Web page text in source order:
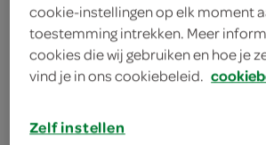
omschrijving
Chocoo bonbon's assorti:
absolute verwennerij. Deze heerlijke
cookie-instellingen op elk moment
toestemming intrekken. Meer
cookies die wij gebruiken en hoe je
vind je in ons cookiebeleid.
Zelf instellen